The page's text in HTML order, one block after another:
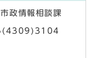
政情報相談課